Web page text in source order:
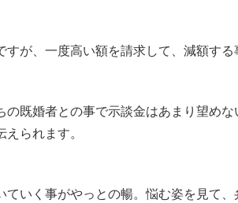
が、一度高い額を請求して、減額する
の既婚者との事で示談金はあまり望め
られます。
ていく事がやっとの暢。悩む姿を見て、